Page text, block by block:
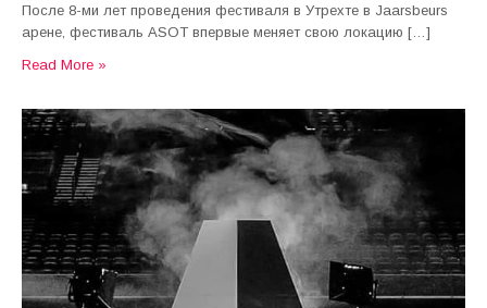
После 8-ми лет проведения фестиваля в Утрехте в Jaarsbeurs
арене, фестиваль ASOT впервые меняет свою локацию […]
Read More »